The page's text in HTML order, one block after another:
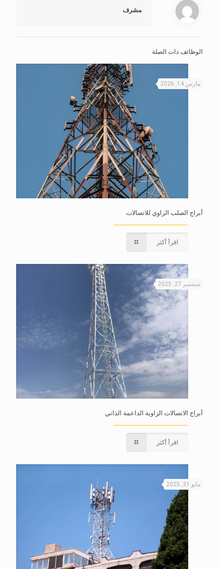
مشرف
الوظائف ذات الصلة
مارس 14, 2026
أبراج الصلب الزاوي للاتصالات
اقرأ أكثر
سبتمبر 27, 2025
أبراج الاتصالات الزاوية الداعمة الذاتي
اقرأ أكثر
مايو 31, 2025